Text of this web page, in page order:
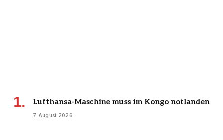
Lufthansa-Maschine muss im Kongo notlanden
7 August 2026